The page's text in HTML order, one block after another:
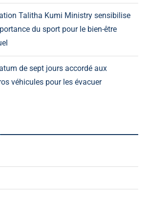
Talitha Kumi Ministry sensibilise
du sport pour le bien-être
de sept jours accordé aux
véhicules pour les évacuer